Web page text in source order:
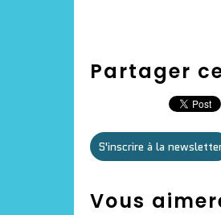
Partager
S'inscrire à la
Vous